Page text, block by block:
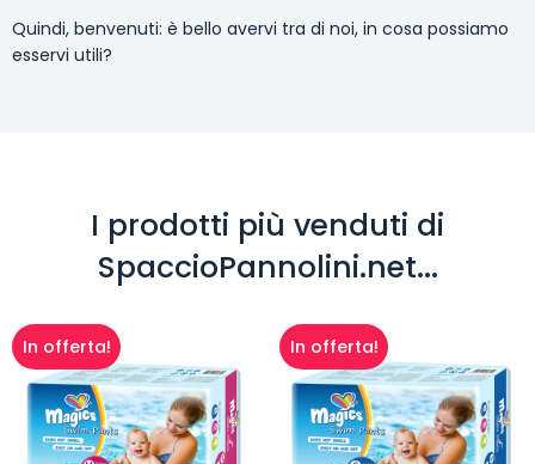
Quindi, benvenuti: è bello avervi tra di noi, in cosa possiamo
esservi utili?
I prodotti più venduti di
SpaccioPannolini.net...
In offerta! In offerta!